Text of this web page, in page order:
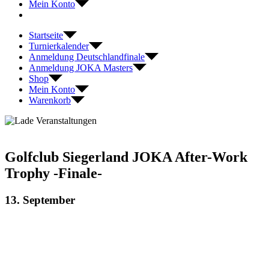
Mein Konto
Startseite
Turnierkalender
Anmeldung Deutschlandfinale
Anmeldung JOKA Masters
Shop
Mein Konto
Warenkorb
Golfclub Siegerland JOKA After-Work
Trophy -Finale-
13. September